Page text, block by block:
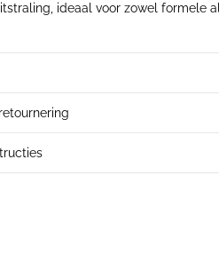
ideaal voor zowel formele